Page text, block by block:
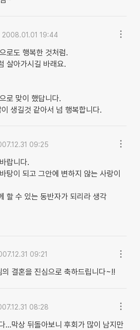
2008.01.01 19:44
로도 행복한 것처럼.
살아가시길 바래요.
로 맞이 했답니다.
생길것 같아서 넘 행복합니다.
09:25
랍니다.
탕이 되고 그안에 변하지 않는 사랑이
할 수 있는 동반자가 되리라 생각
09:21
의 결혼을 진심으로 축하드립니다~!!
08:28
...막상 뒤돌아보니 후회가 많이 남지만